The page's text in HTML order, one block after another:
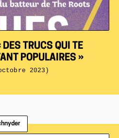
TRUCS QUI TE
POPULAIRES »
2023)